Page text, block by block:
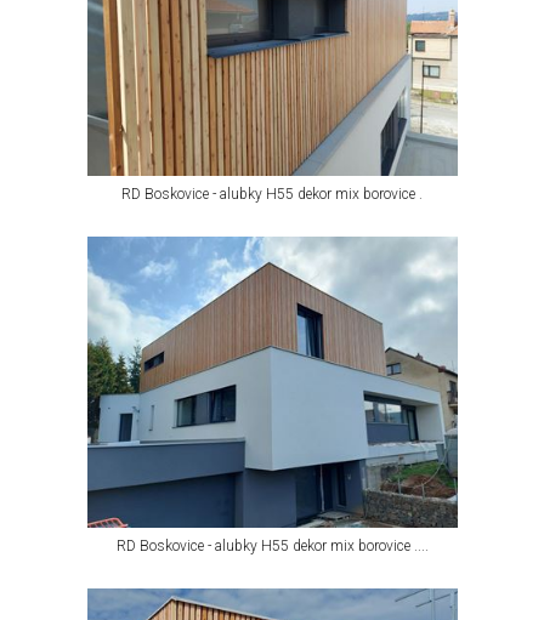
RD Boskovice - alubky H55 dekor mix borovice .
RD Boskovice - alubky H55 dekor mix borovice ....